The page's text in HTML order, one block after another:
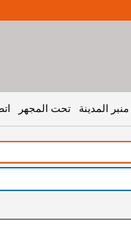
منبر المدينة تحت المجهر